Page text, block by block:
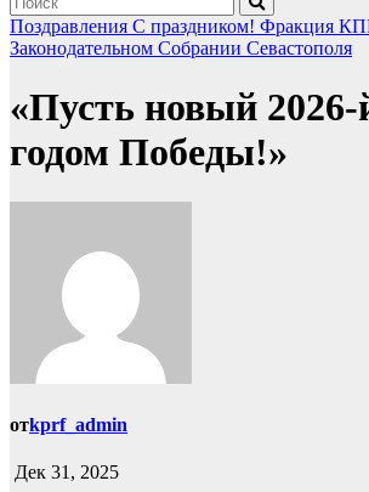
Поздравления С праздником! Фракция
Законодательном Собрании Севастополя
«Пусть новый 2026-
годом Победы!»
отkprf_admin
Дек 31, 2025